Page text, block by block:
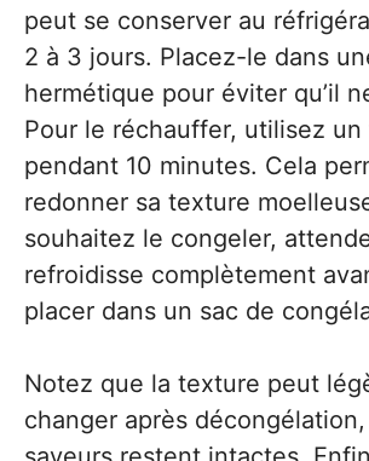
peut se conserver au
2 à 3 jours. Placez-le dans
hermétique pour éviter qu’il
Pour le réchauffer, utilisez un
pendant 10 minutes. Cela
redonner sa texture
souhaitez le congeler,
refroidisse complètement
placer dans un sac de
Notez que la texture peut
changer après